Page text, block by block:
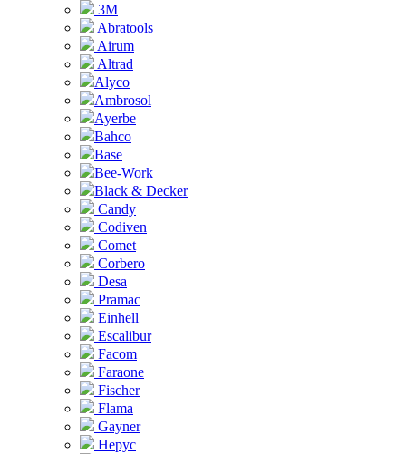
3M
Abratools
Airum
Altrad
Alyco
Ambrosol
Ayerbe
Bahco
Base
Bee-Work
Black & Decker
Candy
Codiven
Comet
Corbero
Desa
Pramac
Einhell
Escalibur
Facom
Faraone
Fischer
Flama
Gayner
Hepyc